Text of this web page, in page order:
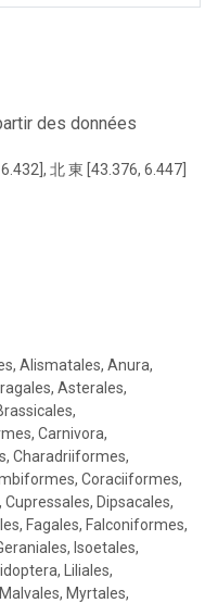
des données
北 東 [43.376, 6.447]
Alismatales, Anura,
Asterales,
Carnivora,
Charadriiformes,
Coraciiformes,
Dipsacales,
Fagales, Falconiformes,
Isoetales,
Liliales,
Myrtales,